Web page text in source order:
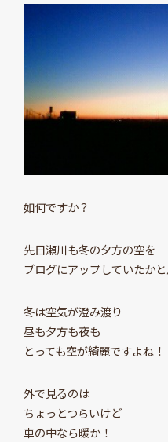
如何ですか？
先日瀬川も冬の夕方の空を
ブログにアップしていたかと
冬は空気が澄み渡り
昼も夕方も夜も
とっても空が綺麗ですよね！
外で見るのは
ちょっとつらいけど
車の中なら暖か！